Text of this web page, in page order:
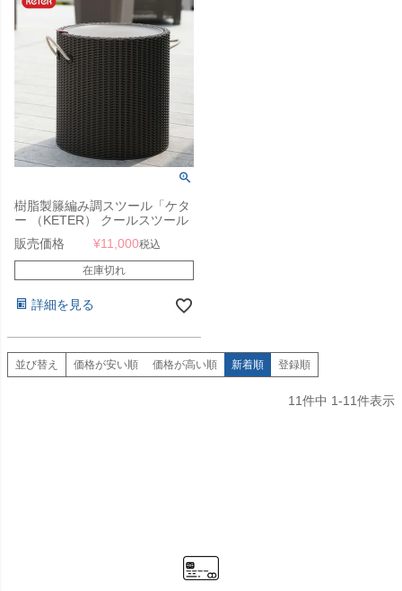
樹脂製籐編み調スツール「ケタ
ー （KETER） クールスツール
ロープ（COOL STOOL
ROPE）」
販売価格 ¥11,000税込
在庫切れ
詳細を見る
並び替え 価格が安い順 価格が高い順 新着順 登録順
11件中 1-11件表示